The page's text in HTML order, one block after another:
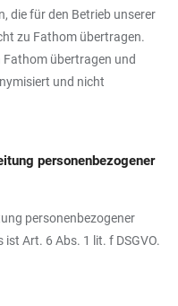
die für den Betrieb unserer
zu Fathom übertragen.
Fathom übertragen und
und nicht
personenbezogener
personenbezogener
Art. 6 Abs. 1 lit. f DSGVO.